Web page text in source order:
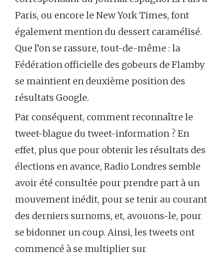
Paris, ou encore le New York Times, font
également mention du dessert caramélisé.
Que l’on se rassure, tout-de-même : la
Fédération officielle des gobeurs de Flamby
se maintient en deuxième position des
résultats Google.
Par conséquent, comment reconnaître le
tweet-blague du tweet-information ? En
effet, plus que pour obtenir les résultats des
élections en avance, Radio Londres semble
avoir été consultée pour prendre part à un
mouvement inédit, pour se tenir au courant
des derniers surnoms, et, avouons-le, pour
se bidonner un coup. Ainsi, les tweets ont
commencé à se multiplier sur